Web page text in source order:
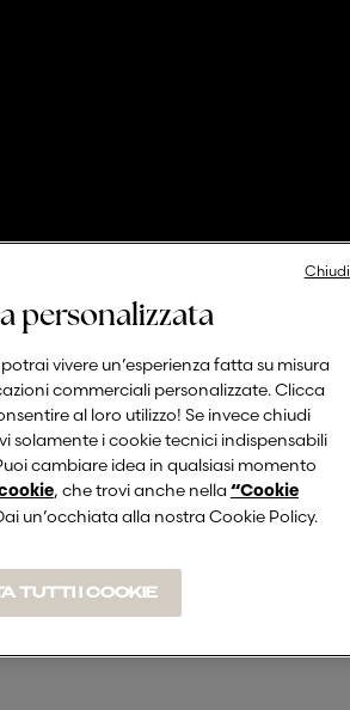
Patente
personalizzata
vivere un’esperienza fatta su misura
commerciali personalizzate. Clicca
al loro utilizzo! Se invece chiudi
solamente i cookie tecnici indispensabili
cambiare idea in qualsiasi momento
, che trovi anche nella “Cookie
un’occhiata alla nostra Cookie Policy.
TUTTI I COOKIE
Chiudi